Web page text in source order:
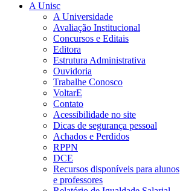
A Unisc
A Universidade
Avaliação Institucional
Concursos e Editais
Editora
Estrutura Administrativa
Ouvidoria
Trabalhe Conosco
VoltarE
Contato
Acessibilidade no site
Dicas de segurança pessoal
Achados e Perdidos
RPPN
DCE
Recursos disponíveis para alunos
e professores